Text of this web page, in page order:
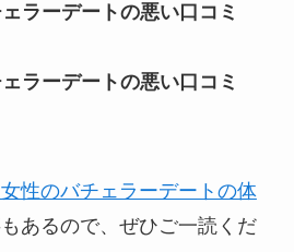
ラーデートの悪い口コミ
ラーデートの悪い口コミ
性のバチェラーデートの体
あるので、ぜひご一読くだ